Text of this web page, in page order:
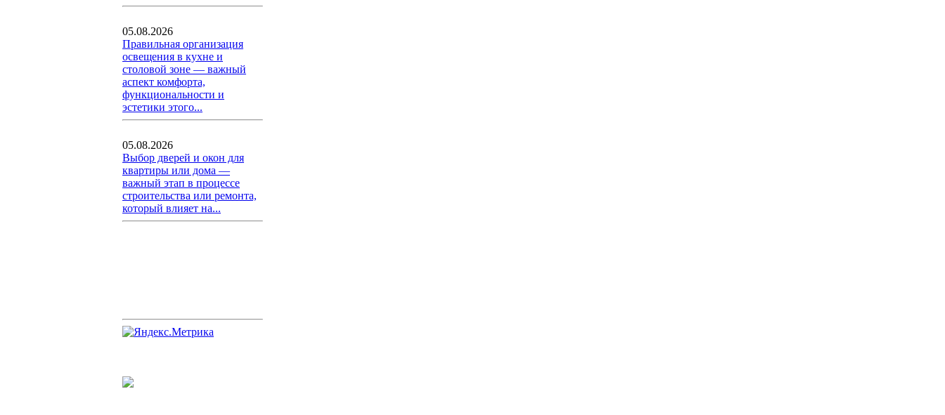
05.08.2026
Правильная организация
освещения в кухне и
столовой зоне — важный
аспект комфорта,
функциональности и
эстетики этого...
05.08.2026
Выбор дверей и окон для
квартиры или дома —
важный этап в процессе
строительства или ремонта,
который влияет на...